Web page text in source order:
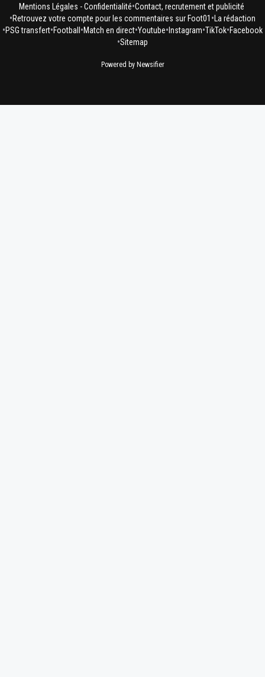
Mentions Légales - Confidentialité•Contact, recrutement et publicité
•Retrouvez votre compte pour les commentaires sur Foot01 • La rédaction
•PSG transfert•Football •Match en direct•Youtube• Instagram•TikTok•Facebook
•Sitemap
Powered by Newsifier